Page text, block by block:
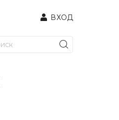
ВХОД